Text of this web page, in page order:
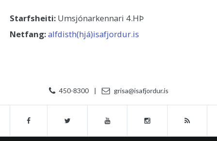
Starfsheiti: Umsjónarkennari 4.HÞ
Netfang:alfdisth(hjá)isafjordur.is
450-8300 | grisa@isafjordur.is